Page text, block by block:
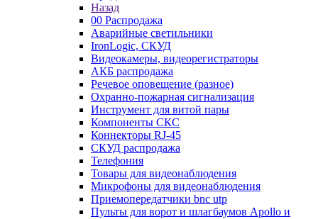
Назад
00 Распродажа
Аварийные светильники
IronLogic, СКУД
Видеокамеры, видеорегистраторы
АКБ распродажа
Речевое оповещение (разное)
Охранно-пожарная сигнализация
Инструмент для витой пары
Компоненты СКС
Коннекторы RJ-45
СКУД распродажа
Телефония
Товары для видеонаблюдения
Микрофоны для видеонаблюдения
Приемопередатчики bnc utp
Пульты для ворот и шлагбаумов Apollo и